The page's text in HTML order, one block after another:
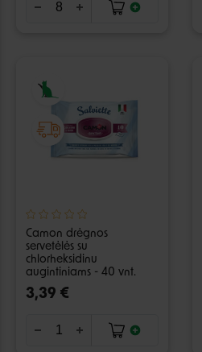
Camon drėgnos
servetėlės su
chlorheksidinu
augintiniams - 40 vnt.
3,39 €